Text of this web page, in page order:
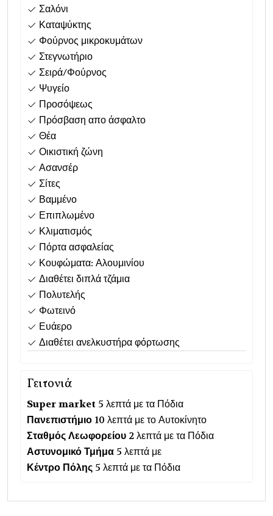
Σαλόνι
Καταψύκτης
Φούρνος μικροκυμάτων
Στεγνωτήριο
Σειρά/Φούρνος
Ψυγείο
Προσόψεως
Πρόσβαση απο άσφαλτο
Θέα
Οικιστική ζώνη
Ασανσέρ
Σίτες
Βαμμένο
Επιπλωμένο
Κλιματισμός
Πόρτα ασφαλείας
Κουφώματα: Αλουμινίου
Διαθέτει διπλά τζάμια
Πολυτελής
Φωτεινό
Ευάερο
Διαθέτει ανελκυστήρα φόρτωσης
Γειτονιά
Super market 5 λεπτά με τα Πόδια
Πανεπιστήμιο 10 λεπτά με το Αυτοκίνητο
Σταθμός Λεωφορείου 2 λεπτά με τα Πόδια
Αστυνομικό Τμήμα5 λεπτά με
Κέντρο Πόλης5 λεπτά με τα Πόδια